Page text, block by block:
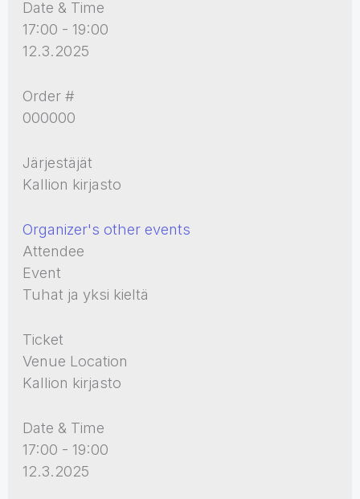
Date & Time
17:00 - 19:00
12.3.2025
Order #
000000
Järjestäjät
Kallion kirjasto
Organizer's other events
Attendee
Event
Tuhat ja yksi kieltä
Ticket
Venue Location
Kallion kirjasto
Date & Time
17:00 - 19:00
12.3.2025